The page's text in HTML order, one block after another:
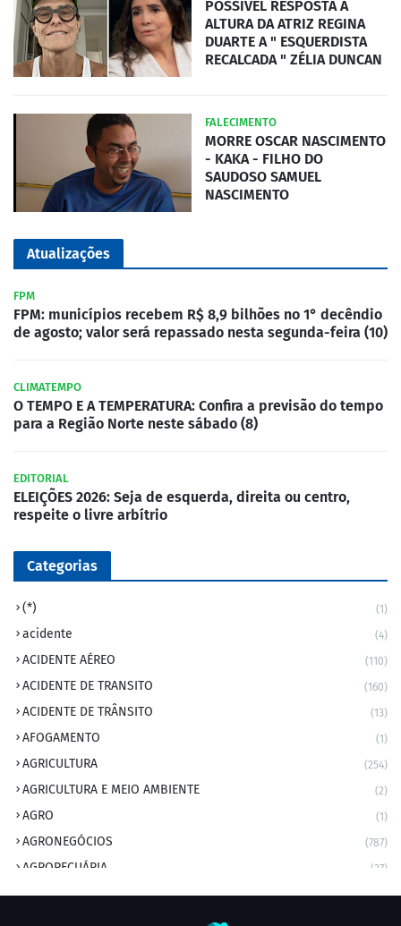
POSSÍVEL RESPOSTA A
ALTURA DA ATRIZ REGINA
DUARTE A " ESQUERDISTA
RECALCADA " ZÉLIA DUNCAN
FALECIMENTO
MORRE OSCAR NASCIMENTO
- KAKA - FILHO DO
SAUDOSO SAMUEL
NASCIMENTO
Atualizações
FPM
FPM: municípios recebem R$ 8,9 bilhões no 1° decêndio
de agosto; valor será repassado nesta segunda-feira (10)
CLIMATEMPO
O TEMPO E A TEMPERATURA: Confira a previsão do tempo
para a Região Norte neste sábado (8)
EDITORIAL
ELEIÇÕES 2026: Seja de esquerda, direita ou centro,
respeite o livre arbítrio
Categorias
(*) (1)
acidente (4)
ACIDENTE AÉREO (110)
ACIDENTE DE TRANSITO (160)
ACIDENTE DE TRÂNSITO (13)
AFOGAMENTO (1)
AGRICULTURA (254)
AGRICULTURA E MEIO AMBIENTE (2)
AGRO (1)
AGRONEGÓCIOS (787)
AGROPECUÁRIA (37)
AMBIENTE (9)